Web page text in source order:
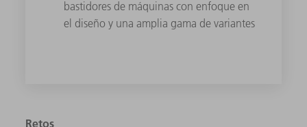
bastidores de máquinas con enfoque en
el diseño y una amplia gama de variantes
Retos